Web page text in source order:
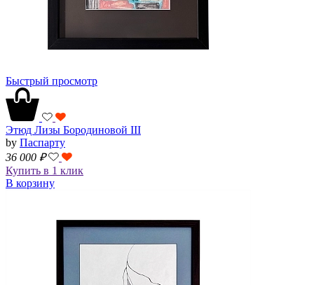
Быстрый просмотр
Этюд Лизы Бородиновой III
by Паспарту
36 000 ₽
Купить в 1 клик
В корзину